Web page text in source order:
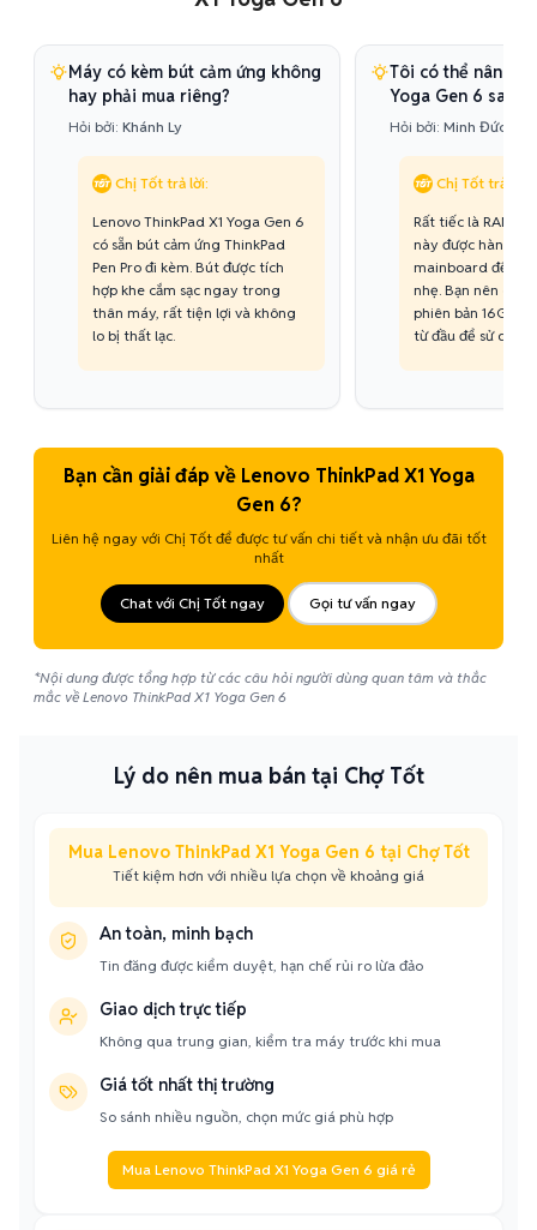
Máy có kèm bút cảm ứng không
hay phải mua riêng?
Hỏi bởi: Khánh Ly
Chị Tốt trả lời:
Lenovo ThinkPad X1 Yoga Gen 6
có sẵn bút cảm ứng ThinkPad
Pen Pro đi kèm. Bút được tích
hợp khe cắm sạc ngay trong
thân máy, rất tiện lợi và không
lo bị thất lạc.
Tôi có thể nâng
Yoga Gen 6 sau
Hỏi bởi: Minh Đức
Chị Tốt trả lời:
Rất tiếc là RAM
này được hàn
mainboard để
nhẹ. Bạn nên cân
phiên bản 16GB
từ đầu để sử dụng
Bạn cần giải đáp về Lenovo ThinkPad X1 Yoga
Gen 6?
Liên hệ ngay với Chị Tốt để được tư vấn chi tiết và nhận ưu đãi tốt
nhất
Chat với Chị Tốt ngay Gọi tư vấn ngay
*Nội dung được tổng hợp từ các câu hỏi người dùng quan tâm và thắc
mắc về Lenovo ThinkPad X1 Yoga Gen 6
Lý do nên mua bán tại Chợ Tốt
Mua Lenovo ThinkPad X1 Yoga Gen 6 tại Chợ Tốt
Tiết kiệm hơn với nhiều lựa chọn về khoảng giá
An toàn, minh bạch
Tin đăng được kiểm duyệt, hạn chế rủi ro lừa đảo
Giao dịch trực tiếp
Không qua trung gian, kiểm tra máy trước khi mua
Giá tốt nhất thị trường
So sánh nhiều nguồn, chọn mức giá phù hợp
Mua Lenovo ThinkPad X1 Yoga Gen 6 giá rẻ